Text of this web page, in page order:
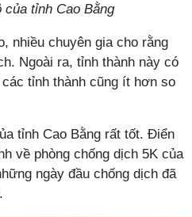
tỉnh Cao Bằng
nhiều chuyên gia cho rằng
Ngoài ra, tỉnh thành này có
tỉnh thành cũng ít hơn so
tỉnh Cao Bằng rất tốt. Điển
về phòng chống dịch 5K của
ngày đầu chống dịch đã